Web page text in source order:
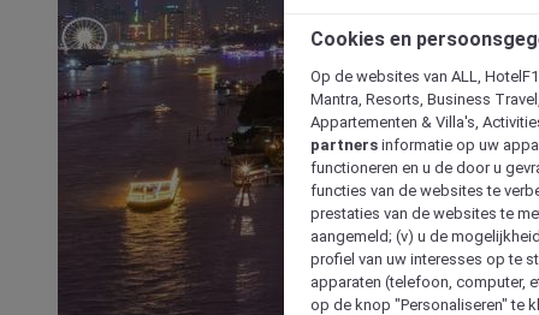
Cookies en
Op de websites van ALL,
Mantra, Resorts, Business
Appartementen & Villa's,
partners informatie op uw
functioneren en u de door u
functies van de websites te
prestaties van de websites te
aangemeld; (v) u de
profiel van uw interesses op te
apparaten (telefoon, computer,
op de knop "Personaliseren" te